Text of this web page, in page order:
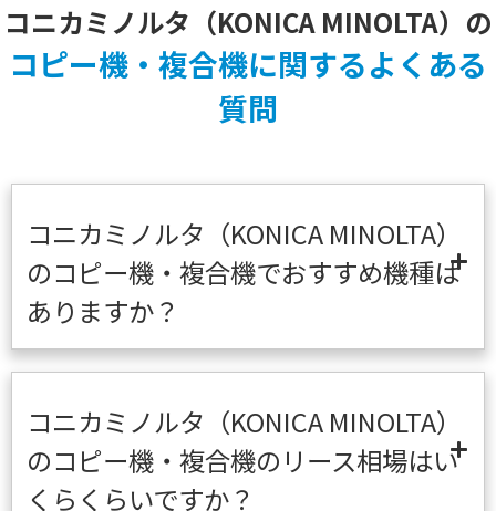
コニカミノルタ（KONICA MINOLTA）の
コピー機・複合機に関するよくある
質問
コニカミノルタ（KONICA MINOLTA）
のコピー機・複合機でおすすめ機種は
ありますか？
コニカミノルタ（KONICA MINOLTA）
のコピー機・複合機のリース相場はい
くらくらいですか？